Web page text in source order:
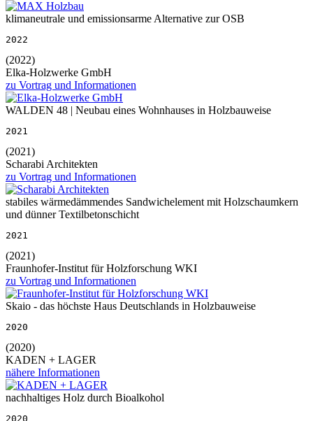
klimaneutrale und emissionsarme Alternative zur OSB
2022
(2022)
Elka-Holzwerke GmbH
zu Vortrag und Informationen
WALDEN 48 | Neubau eines Wohnhauses in Holzbauweise
2021
(2021)
Scharabi Architekten
zu Vortrag und Informationen
stabiles wärmedämmendes Sandwichelement mit Holzschaumkern
und dünner Textilbetonschicht
2021
(2021)
Fraunhofer-Institut für Holzforschung WKI
zu Vortrag und Informationen
Skaio - das höchste Haus Deutschlands in Holzbauweise
2020
(2020)
KADEN + LAGER
nähere Informationen
nachhaltiges Holz durch Bioalkohol
2020